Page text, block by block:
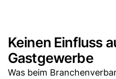
Keinen Einfluss
Gastgewerbe
Was beim